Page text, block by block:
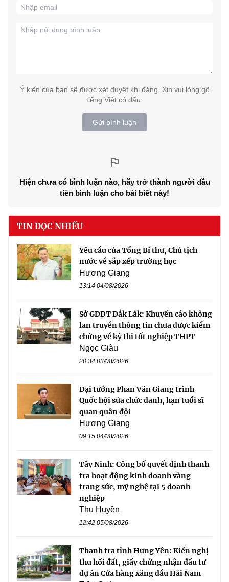
Ý kiến của bạn sẽ được xét duyệt khi đăng. Xin vui lòng gõ
tiếng Việt có dấu.
Gửi bình luận
Hiện chưa có bình luận nào, hãy trở thành người đầu
tiên bình luận cho bài biết này!
TIN ĐỌC NHIỀU
Yêu cầu của Tổng Bí thư, Chủ tịch
nước về sắp xếp trường học
Hương Giang
13:14 04/08/2026
Sở GDĐT Đắk Lắk: Khuyến cáo không
lan truyền thông tin chưa được kiểm
chứng về kỳ thi tốt nghiệp THPT
Ngọc Giàu
20:34 03/08/2026
Đại tướng Phan Văn Giang trình
Quốc hội sửa chức danh, hạn tuổi sĩ
quan quân đội
Hương Giang
09:15 04/08/2026
Tây Ninh: Công bố quyết định thanh
tra hoạt động kinh doanh vàng
trang sức, mỹ nghệ tại 5 doanh
nghiệp
Thu Huyền
12:42 05/08/2026
Thanh tra tỉnh Hưng Yên: Kiến nghị
thu hồi đất, giấy chứng nhận đầu tư
dự án Cửa hàng xăng dầu Hải Nam